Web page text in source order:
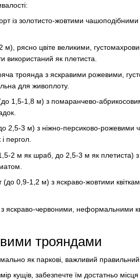
із золотисто-жовтими чашоподібними
рясно цвіте великими,
використаний як плетиста.
троянда з яскравими рожевими,
для живоплоту.
1,5-1,8 м) з помаранчево-
2,5-3 м) з ніжно-персиково-рожевими
пергол.
2 м як шраб, до 2,5-3 м як плетиста)
0,9-1,2 м) з яскраво-жовтими
червоними, неформальними
трояндами
як паркові, важливий
кущів, забезпечте їм достатньо